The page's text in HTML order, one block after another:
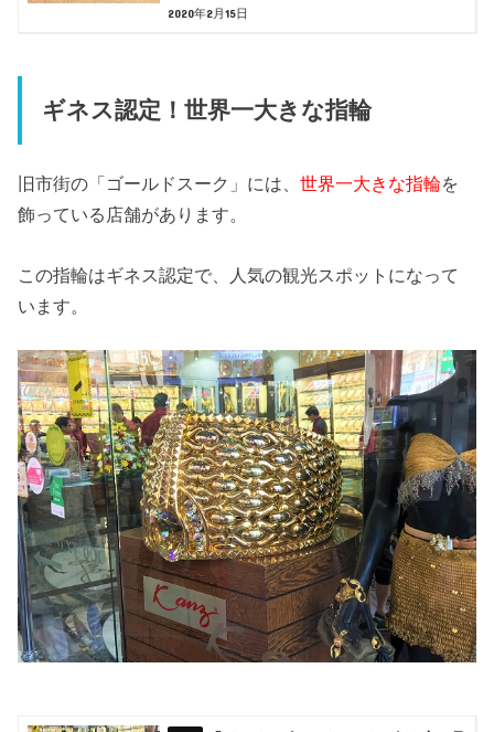
2020年2月15日
ギネス認定！世界一大きな指輪
旧市街の「ゴールドスーク」には、世界一大きな指輪を
飾っている店舗があります。
この指輪はギネス認定で、人気の観光スポットになって
います。